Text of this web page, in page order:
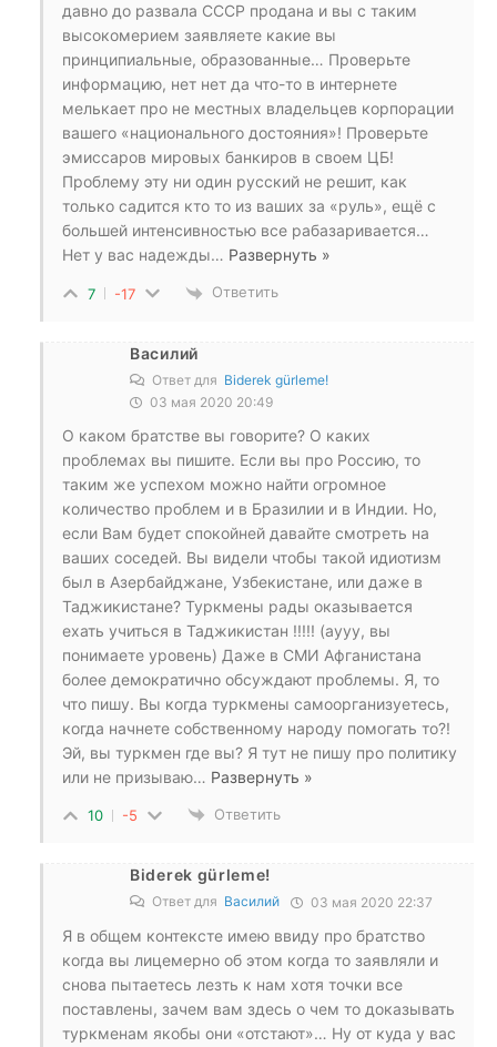
давно до развала СССР продана и вы с таким
высокомерием заявляете какие вы
принципиальные, образованные… Проверьте
информацию, нет нет да что-то в интернете
мелькает про не местных владельцев корпорации
вашего «национального достояния»! Проверьте
эмиссаров мировых банкиров в своем ЦБ!
Проблему эту ни один русский не решит, как
только садится кто то из ваших за «руль», ещё с
большей интенсивностью все рабазаривается…
Нет у вас надежды… Развернуть »
7 -17 Ответить
Василий
Ответ для Biderek gürleme!
03 мая 2020 20:49
О каком братстве вы говорите? О каких
проблемах вы пишите. Если вы про Россию, то
таким же успехом можно найти огромное
количество проблем и в Бразилии и в Индии. Но,
если Вам будет спокойней давайте смотреть на
ваших соседей. Вы видели чтобы такой идиотизм
был в Азербайджане, Узбекистане, или даже в
Таджикистане? Туркмены рады оказывается
ехать учиться в Таджикистан !!!!! (аууу, вы
понимаете уровень) Даже в СМИ Афганистана
более демократично обсуждают проблемы. Я, то
что пишу. Вы когда туркмены самоорганизуетесь,
когда начнете собственному народу помогать то?!
Эй, вы туркмен где вы? Я тут не пишу про политику
или не призываю… Развернуть »
10 -5 Ответить
Biderek gürleme!
Ответ для Василий 03 мая 2020 22:37
Я в общем контексте имею ввиду про братство
когда вы лицемерно об этом когда то заявляли и
снова пытаетесь лезть к нам хотя точки все
поставлены, зачем вам здесь о чем то доказывать
туркменам якобы они «отстают»… Ну от куда у вас